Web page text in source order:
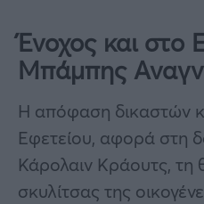
Ένοχος και στο
Μπάμπης
Η απόφαση δικαστών
Εφετείου, αφορά στη
Κάρολαιν Κράουτς, τη
σκυλίτσας της